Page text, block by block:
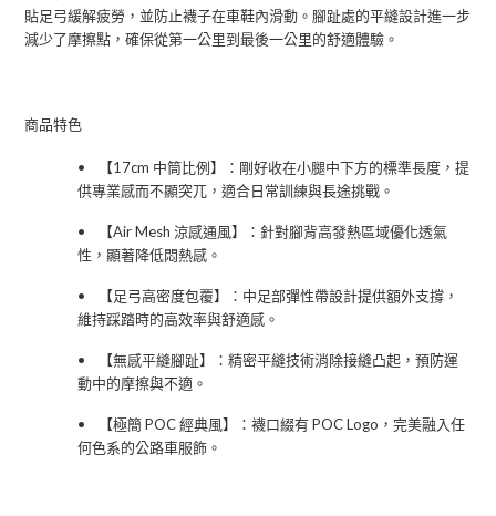
貼足弓緩解疲勞，並防止襪子在車鞋內滑動。腳趾處的平縫設計進一步
減少了摩擦點，確保從第一公里到最後一公里的舒適體驗。
商品特色
• 【17cm 中筒比例】
：剛好收在小腿中下方的標準長度，提
供專業感而不顯突兀，適合日常訓練與長途挑戰。
• 【Air Mesh 涼感通風】
：針對腳背高發熱區域優化透氣
性，顯著降低悶熱感。
• 【足弓高密度包覆】
：中足部彈性帶設計提供額外支撐，
維持踩踏時的高效率與舒適感。
• 【無感平縫腳趾】
：精密平縫技術消除接縫凸起，預防運
動中的摩擦與不適。
• 【極簡POC經典風】 ：襪口綴有POC Logo ，完美融入任
何色系的公路車服飾。